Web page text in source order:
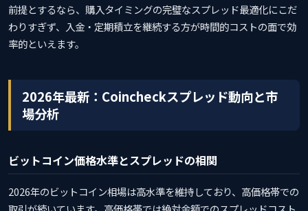
前提とするなら、購入タイミングの完璧なスプレッド最適化にこだ
わりすぎず、入金・定期積立を継続する方が時間的コストの面で効
率的といえます。
2026年最新：Coincheckスプレッド動向と市
場分析
ビットコイン価格水準とスプレッドの相関
2026年のビットコイン相場は高水準を維持しており、高価格帯での